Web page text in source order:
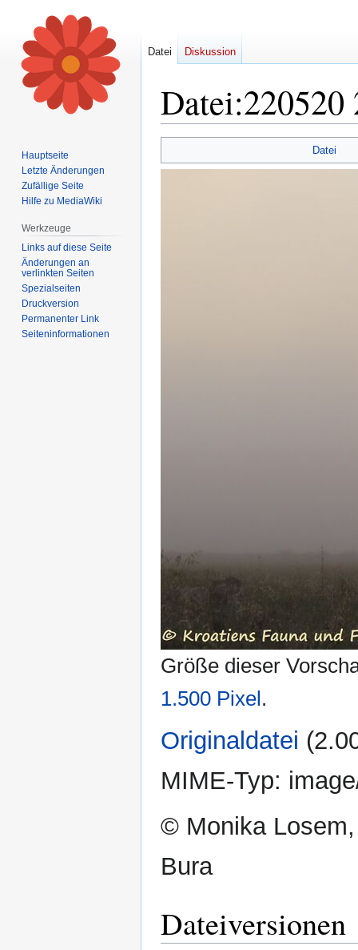
Datei:220520
Navigation
Suche
Datei
Größe dieser
1.500 Pixel.
Originaldatei
MIME-Typ:
© Monika
Bura
Dateiversionen
Datei Diskussion
Hauptseite
Letzte Änderungen
Zufällige Seite
Hilfe zu MediaWiki
Werkzeuge
Links auf diese Seite
Änderungen an
verlinkten Seiten
Spezialseiten
Druckversion
Permanenter Link
Seiten­informationen